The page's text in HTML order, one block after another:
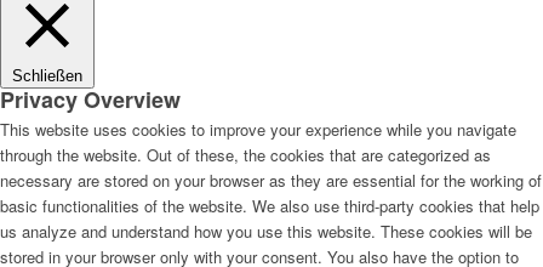
Schließen
Privacy Overview
This website uses cookies to improve your experience while you navigate
through the website. Out of these, the cookies that are categorized as
necessary are stored on your browser as they are essential for the working of
basic functionalities of the website. We also use third-party cookies that help
us analyze and understand how you use this website. These cookies will be
stored in your browser only with your consent. You also have the option to